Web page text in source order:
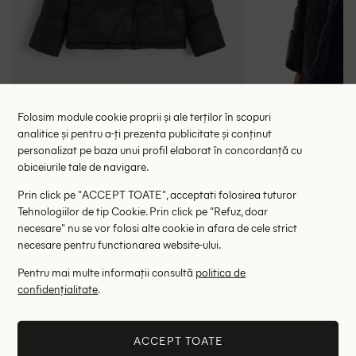
Geaca Reserved, negru
53.59 lei 199.00 lei
ULTIMA ȘANSĂ ULTIMA ȘANSĂ
Folosim module cookie proprii și ale terților în scopuri
analitice și pentru a-ți prezenta publicitate și conținut
personalizat pe baza unui profil elaborat în concordanță cu
obiceiurile tale de navigare.
Prin click pe "ACCEPT TOATE", acceptati folosirea tuturor
Tehnologiilor de tip Cookie. Prin click pe "Refuz, doar
necesare" nu se vor folosi alte cookie in afara de cele strict
necesare pentru functionarea website-ului.
Pentru mai multe informații consultă politica de
confidențialitate.
ACCEPT TOATE